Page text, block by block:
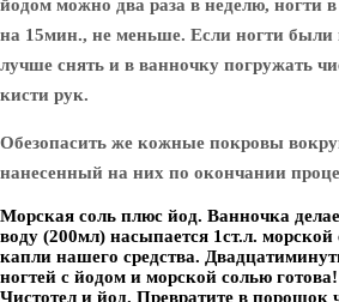
йодом можно два раза в неделю, ногти
на 15мин., не меньше. Если ногти
лучше снять и в ванночку погружать
кисти рук.
Обезопасить же кожные покровы
нанесенный на них по окончании
Морская соль плюс йод. Ванночка
воду (200мл) насыпается 1ст.л. морской
капли нашего средства.
ногтей с йодом и морской солью готова!
Чистотел и йод. Превратите в порошок